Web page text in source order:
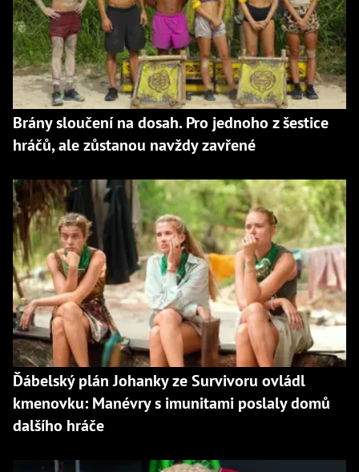
Brány sloučení na dosah. Pro jednoho z šestice
hráčů, ale zůstanou navždy zavřené
Ďábelský plán Johanky ze Survivoru ovládl
kmenovku: Manévry s imunitami poslaly domů
dalšího hráče